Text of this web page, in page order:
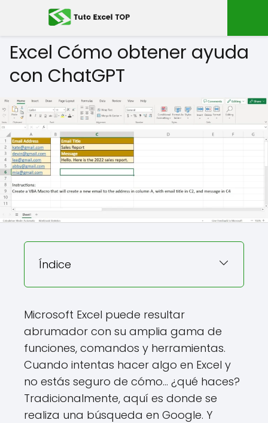
Excel Cómo obtener ayuda
con ChatGPT
Índice
Microsoft Excel puede resultar
abrumador con su amplia gama de
funciones, comandos y herramientas.
Cuando intentas hacer algo en Excel y
no estás seguro de cómo... ¿qué haces?
Tradicionalmente, aquí es donde se
realiza una búsqueda en Google. Y